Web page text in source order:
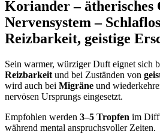
Koriander – ätherisches
Nervensystem –
Reizbarkeit, geistige
Sein warmer, würziger Duft eignet sich
Reizbarkeit und bei Zuständen von
wird auch bei Migräne und
nervösen Ursprungs eingesetzt.
Empfohlen werden 3–5 Tropfen im
während mental anspruchsvoller Zeiten.